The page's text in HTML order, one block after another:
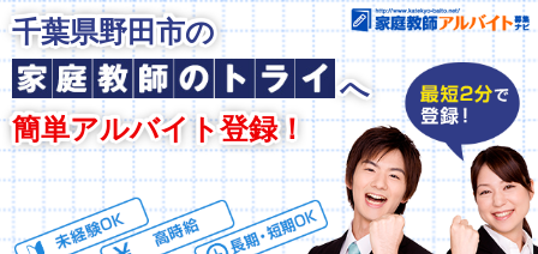
千葉県野田市の
へ
簡単アルバイト登録！